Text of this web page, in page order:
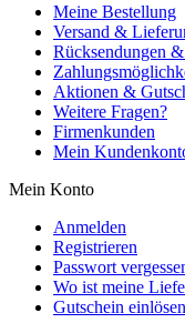
Meine Bestellung
Versand &
Rücksendungen
Aktionen &
Weitere Fragen?
Firmenkunden
Mein
Mein Konto
Anmelden
Registrieren
Passwort
Wo ist meine
Gutschein einlösen